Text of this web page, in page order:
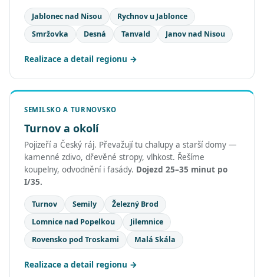
Jablonec nad Nisou
Rychnov u Jablonce
Smržovka
Desná Tanvald Janov nad Nisou
Realizace a detail regionu
SEMILSKO A TURNOVSKO
Turnov a okolí
Pojizeří a Český ráj. Převažují tu chalupy a starší domy —
kamenné zdivo, dřevěné stropy, vlhkost. Řešíme
koupelny, odvodnění i fasády. Dojezd 25–35 minut po
I/35.
Turnov Semily
Železný Brod
Lomnice nad Popelkou
Jilemnice
Rovensko pod Troskami
Malá Skála
Realizace a detail regionu